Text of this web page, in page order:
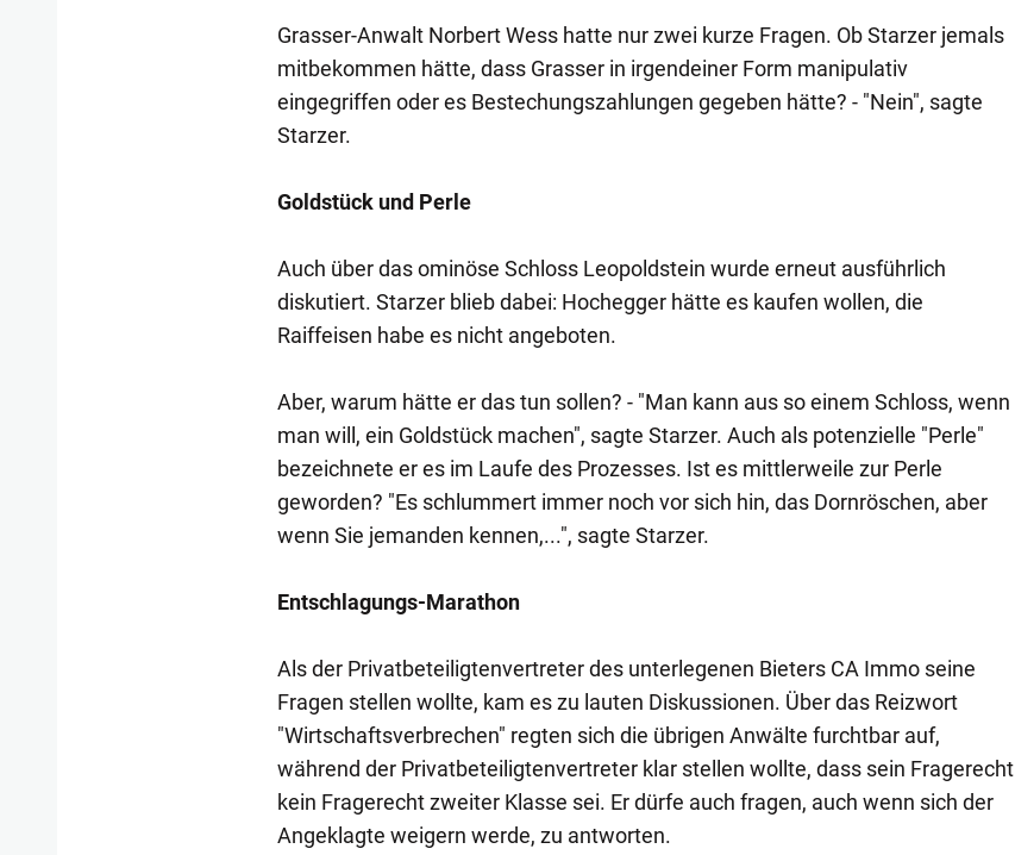
Grasser-Anwalt Norbert Wess hatte nur zwei kurze Fragen. Ob Starzer jemals
mitbekommen hätte, dass Grasser in irgendeiner Form manipulativ
eingegriffen oder es Bestechungszahlungen gegeben hätte? - "Nein", sagte
Starzer.
Goldstück und Perle
Auch über das ominöse Schloss Leopoldstein wurde erneut ausführlich
diskutiert. Starzer blieb dabei: Hochegger hätte es kaufen wollen, die
Raiffeisen habe es nicht angeboten.
Aber, warum hätte er das tun sollen? - "Man kann aus so einem Schloss, wenn
man will, ein Goldstück machen", sagte Starzer. Auch als potenzielle "Perle"
bezeichnete er es im Laufe des Prozesses. Ist es mittlerweile zur Perle
geworden? "Es schlummert immer noch vor sich hin, das Dornröschen, aber
wenn Sie jemanden kennen,...", sagte Starzer.
Entschlagungs-Marathon
Als der Privatbeteiligtenvertreter des unterlegenen Bieters CA Immo seine
Fragen stellen wollte, kam es zu lauten Diskussionen. Über das Reizwort
"Wirtschaftsverbrechen" regten sich die übrigen Anwälte furchtbar auf,
während der Privatbeteiligtenvertreter klar stellen wollte, dass sein Fragerecht
kein Fragerecht zweiter Klasse sei. Er dürfe auch fragen, auch wenn sich der
Angeklagte weigern werde, zu antworten.